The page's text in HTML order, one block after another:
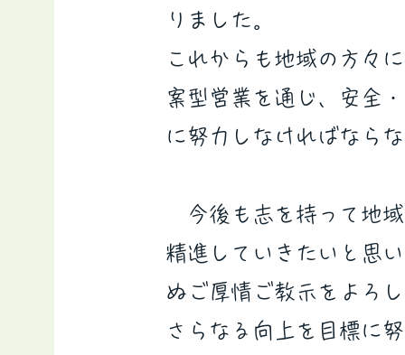
りました。
これからも地域の方々
案型営業を通じ、安全
に努力しなければなら
今後も志を持って地
精進していきたいと思
ぬご厚情ご教示をよろ
さらなる向上を目標に